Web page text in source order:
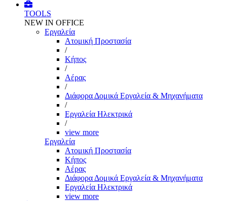
TOOLS
NEW IN OFFICE
Εργαλεία
Aτομική Προστασία
/
Kήπος
/
Αέρας
/
Διάφορα Δομικά Εργαλεία & Μηχανήματα
/
Εργαλεία Ηλεκτρικά
/
view more
Εργαλεία
Aτομική Προστασία
Kήπος
Αέρας
Διάφορα Δομικά Εργαλεία & Μηχανήματα
Εργαλεία Ηλεκτρικά
view more